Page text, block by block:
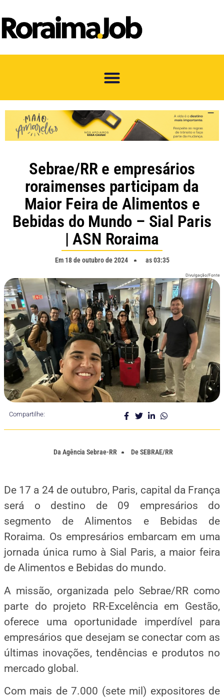
Sebrae/RR e empresários
roraimenses participam da
Maior Feira de Alimentos e
Bebidas do Mundo – Sial Paris
| ASN Roraima
Em 18 de outubro de 2024 as03:35
Divulgação/Fonte
Compartilhe:
Da Agência Sebrae-RR DeSEBRAE/RR
De 17 a 24 de outubro, Paris, capital da França
será o destino de 09 empresários do
segmento de Alimentos e Bebidas de
Roraima. Os empresários embarcam em uma
jornada única rumo à Sial Paris, a maior feira
de Alimentos e Bebidas do mundo.
A missão, organizada pelo Sebrae/RR como
parte do projeto RR-Excelência em Gestão,
oferece uma oportunidade imperdível para
empresários que desejam se conectar com as
últimas inovações, tendências e produtos no
mercado global.
Com mais de 7.000 (sete mil) expositores de